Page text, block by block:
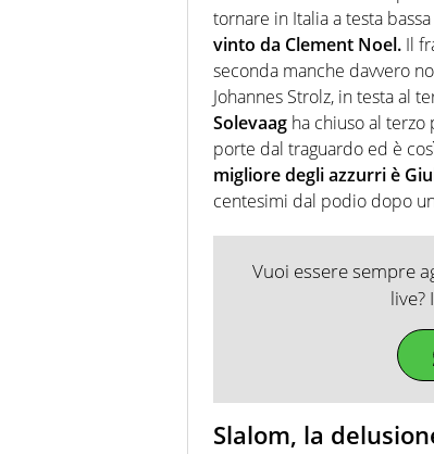
tornare in Italia a testa
vinto da Clement Noel. Il
seconda manche davvero
Johannes Strolz, in testa al
Solevaag ha chiuso al terzo
porte dal traguardo ed è
migliore degli azzurri è
centesimi dal podio dopo
Vuoi essere sempre
live?
Slalom, la